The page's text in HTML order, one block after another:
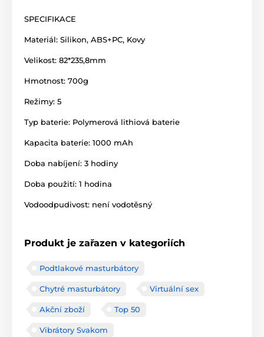
SPECIFIKACE
Materiál: Silikon, ABS+PC, Kovy
Velikost: 82*235,8mm
Hmotnost: 700g
Režimy: 5
Typ baterie: Polymerová lithiová baterie
Kapacita baterie: 1000 mAh
Doba nabíjení: 3 hodiny
Doba použití: 1 hodina
Vodoodpudivost: není vodotěsný
Produkt je zařazen v kategoriích
Podtlakové masturbátory
Chytré masturbátory Virtuální sex
Akční zboží Top 50
Vibrátory Svakom